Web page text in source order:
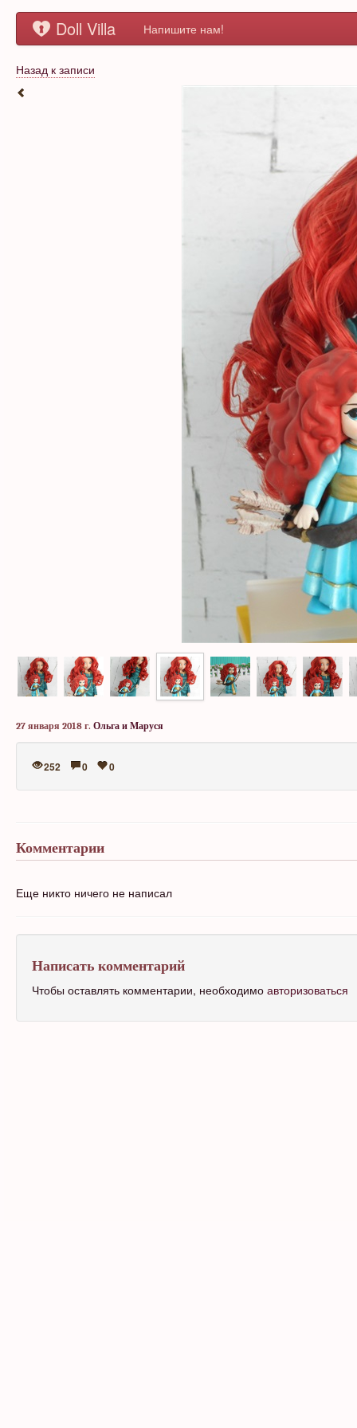
Doll Villa Напишите нам!
Назад к записи
27 января 2018 г. Ольга и Маруся
252 0 0
Комментарии
Еще никто ничего не написал
Написать комментарий
Чтобы оставлять комментарии, необходимо авторизоваться